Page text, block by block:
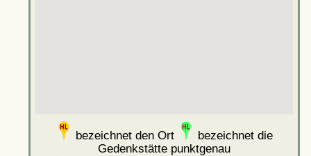
bezeichnet den Ort
bezeichnet die
Gedenkstätte punktgenau